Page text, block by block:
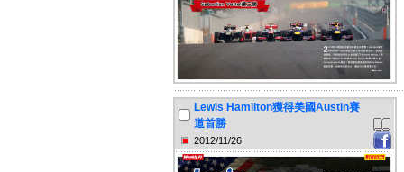
Lewis Hamilton獲得美國Austin賽
道首勝
2012/11/26